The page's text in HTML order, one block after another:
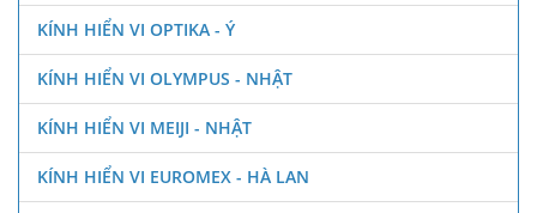
KÍNH HIỂN VI OPTIKA - Ý
KÍNH HIỂN VI OLYMPUS - NHẬT
KÍNH HIỂN VI MEIJI - NHẬT
KÍNH HIỂN VI EUROMEX - HÀ LAN